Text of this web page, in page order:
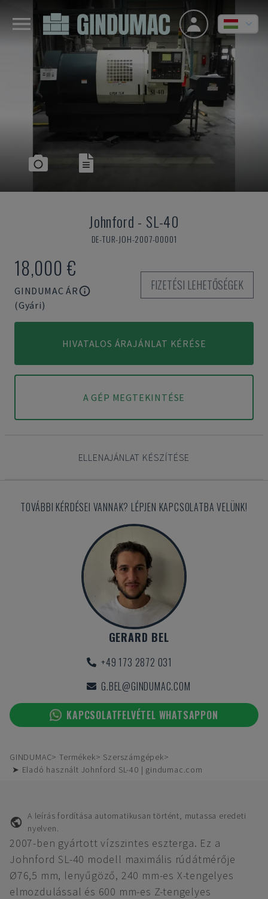
Johnford - SL-40
DE-TUR-JOH-2007-00001
18,000 €
GINDUMAC ÁR
(Gyári)
FIZETÉSI LEHETŐSÉGEK
HIVATALOS ÁRAJÁNLAT KÉRÉSE
A GÉP MEGTEKINTÉSE
ELLENAJÁNLAT KÉSZÍTÉSE
TOVÁBBI KÉRDÉSEI VANNAK? LÉPJEN KAPCSOLATBA VELÜNK!
GERARD BEL
+49 173 2872 031
G.BEL@GINDUMAC.COM
KAPCSOLATFELVÉTEL WHATSAPPON
GINDUMAC Termékek
Szerszámgépek
➤ Eladó használt Johnford SL-40 | gindumac.com
A leírás fordítása automatikusan történt, mutassa eredeti
nyelven.
2007-ben gyártott vízszintes eszterga. Ez a
Johnford SL-40 modell maximális rúdátmérője
Ø76,5 mm, lenyűgöző, 240 mm-es X-tengelyes
elmozdulással és 600 mm-es Z-tengelyes